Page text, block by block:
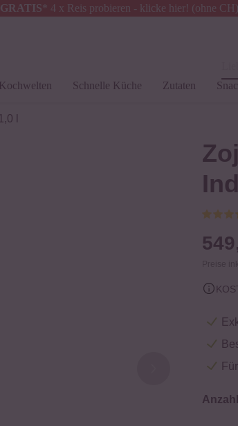
GRATIS * 4 x Reis probieren - klicke hier! (ohne CH)
Kostenloser
Kochwelten Schnelle Küche Zutaten
l